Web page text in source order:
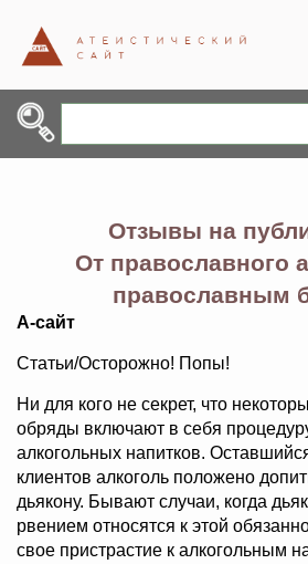
Отзывы на
От православного
православным
А-сайт
Статьи/Осторожно! Попы!
Ни для кого не секрет, что
обряды включают в себя
алкогольных напитков.
клиентов алкоголь положено
дьякону. Бывают случаи, когда
рвением относятся к этой
свое пристрастие к алкогольным